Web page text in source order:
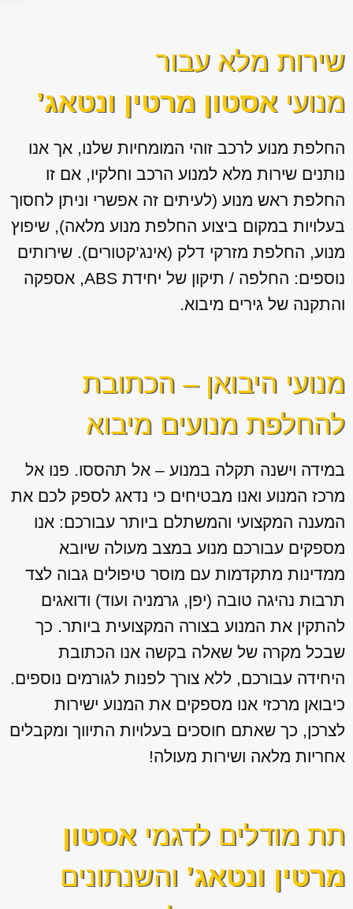
שירות מלא עבור
מנועי אסטון מרטין ונטאג’
החלפת מנוע לרכב זוהי המומחיות שלנו, אך אנו
נותנים שירות מלא למנוע הרכב וחלקיו, אם זו
החלפת ראש מנוע (לעיתים זה אפשרי וניתן לחסוך
בעלויות במקום ביצוע החלפת מנוע מלאה), שיפוץ
מנוע, החלפת מזרקי דלק (אינג’קטורים). שירותים
נוספים: החלפה / תיקון של יחידת ABS, אספקה
והתקנה של גירים מיבוא.
מנועי היבואן – הכתובת
להחלפת מנועים מיבוא
במידה וישנה תקלה במנוע – אל תהססו. פנו אל
מרכז המנוע ואנו מבטיחים כי נדאג לספק לכם את
המענה המקצועי והמשתלם ביותר עבורכם: אנו
מספקים עבורכם מנוע במצב מעולה שיובא
ממדינות מתקדמות עם מוסר טיפולים גבוה לצד
תרבות נהיגה טובה (יפן, גרמניה ועוד) ודואגים
להתקין את המנוע בצורה המקצועית ביותר. כך
שבכל מקרה של שאלה בקשה אנו הכתובת
היחידה עבורכם, ללא צורך לפנות לגורמים נוספים.
כיבואן מרכזי אנו מספקים את המנוע ישירות
לצרכן, כך שאתם חוסכים בעלויות התיווך ומקבלים
אחריות מלאה ושירות מעולה!
תת מודלים לדגמי אסטון
מרטין ונטאג’ והשנתונים